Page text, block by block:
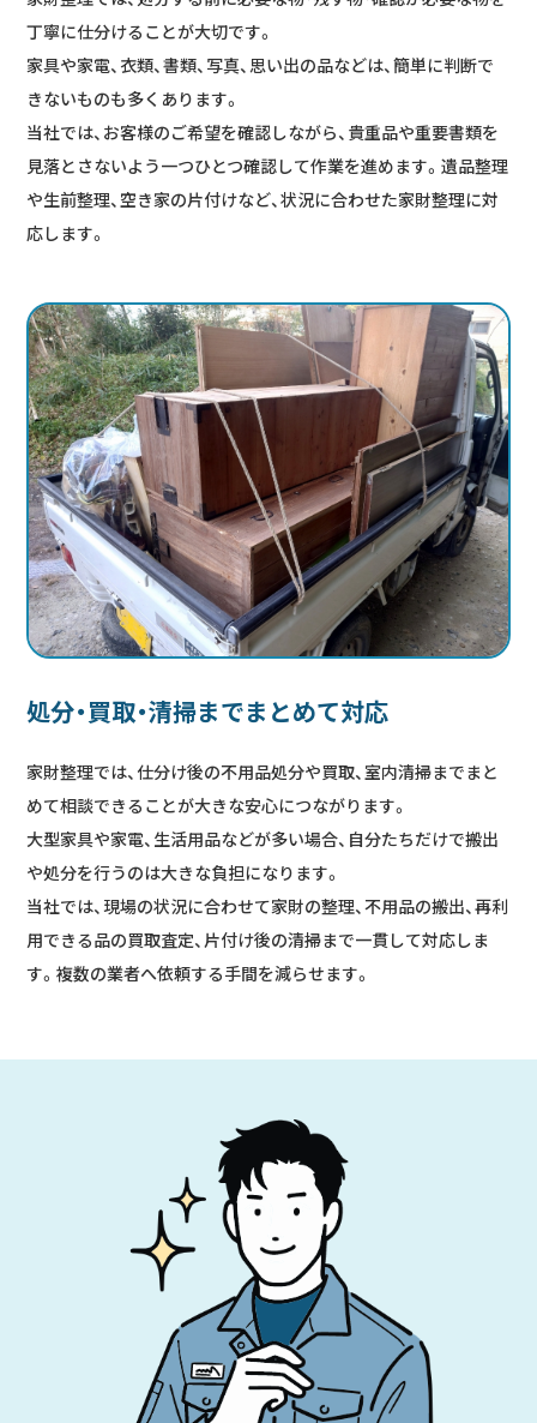
丁寧に仕分けることが大切です。
家具や家電、衣類、書類、写真、思い出の品などは、簡単に判断で
きないものも多くあります。
当社では、お客様のご希望を確認しながら、貴重品や重要書類を
見落とさないよう一つひとつ確認して作業を進めます。遺品整理
や生前整理、空き家の片付けなど、状況に合わせた家財整理に対
応します。
処分・買取・清掃までまとめて対応
家財整理では、仕分け後の不用品処分や買取、室内清掃までまと
めて相談できることが大きな安心につながります。
大型家具や家電、生活用品などが多い場合、自分たちだけで搬出
や処分を行うのは大きな負担になります。
当社では、現場の状況に合わせて家財の整理、不用品の搬出、再利
用できる品の買取査定、片付け後の清掃まで一貫して対応しま
す。複数の業者へ依頼する手間を減らせます。